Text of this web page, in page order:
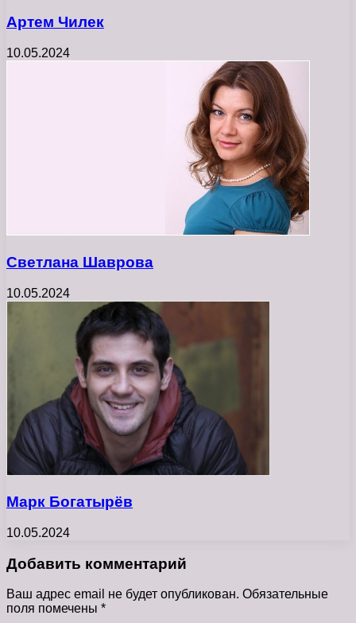
Артем Чилек
10.05.2024
Светлана Шаврова
10.05.2024
Марк Богатырёв
10.05.2024
Добавить комментарий
Ваш адрес email не будет опубликован. Обязательные
поля помечены *